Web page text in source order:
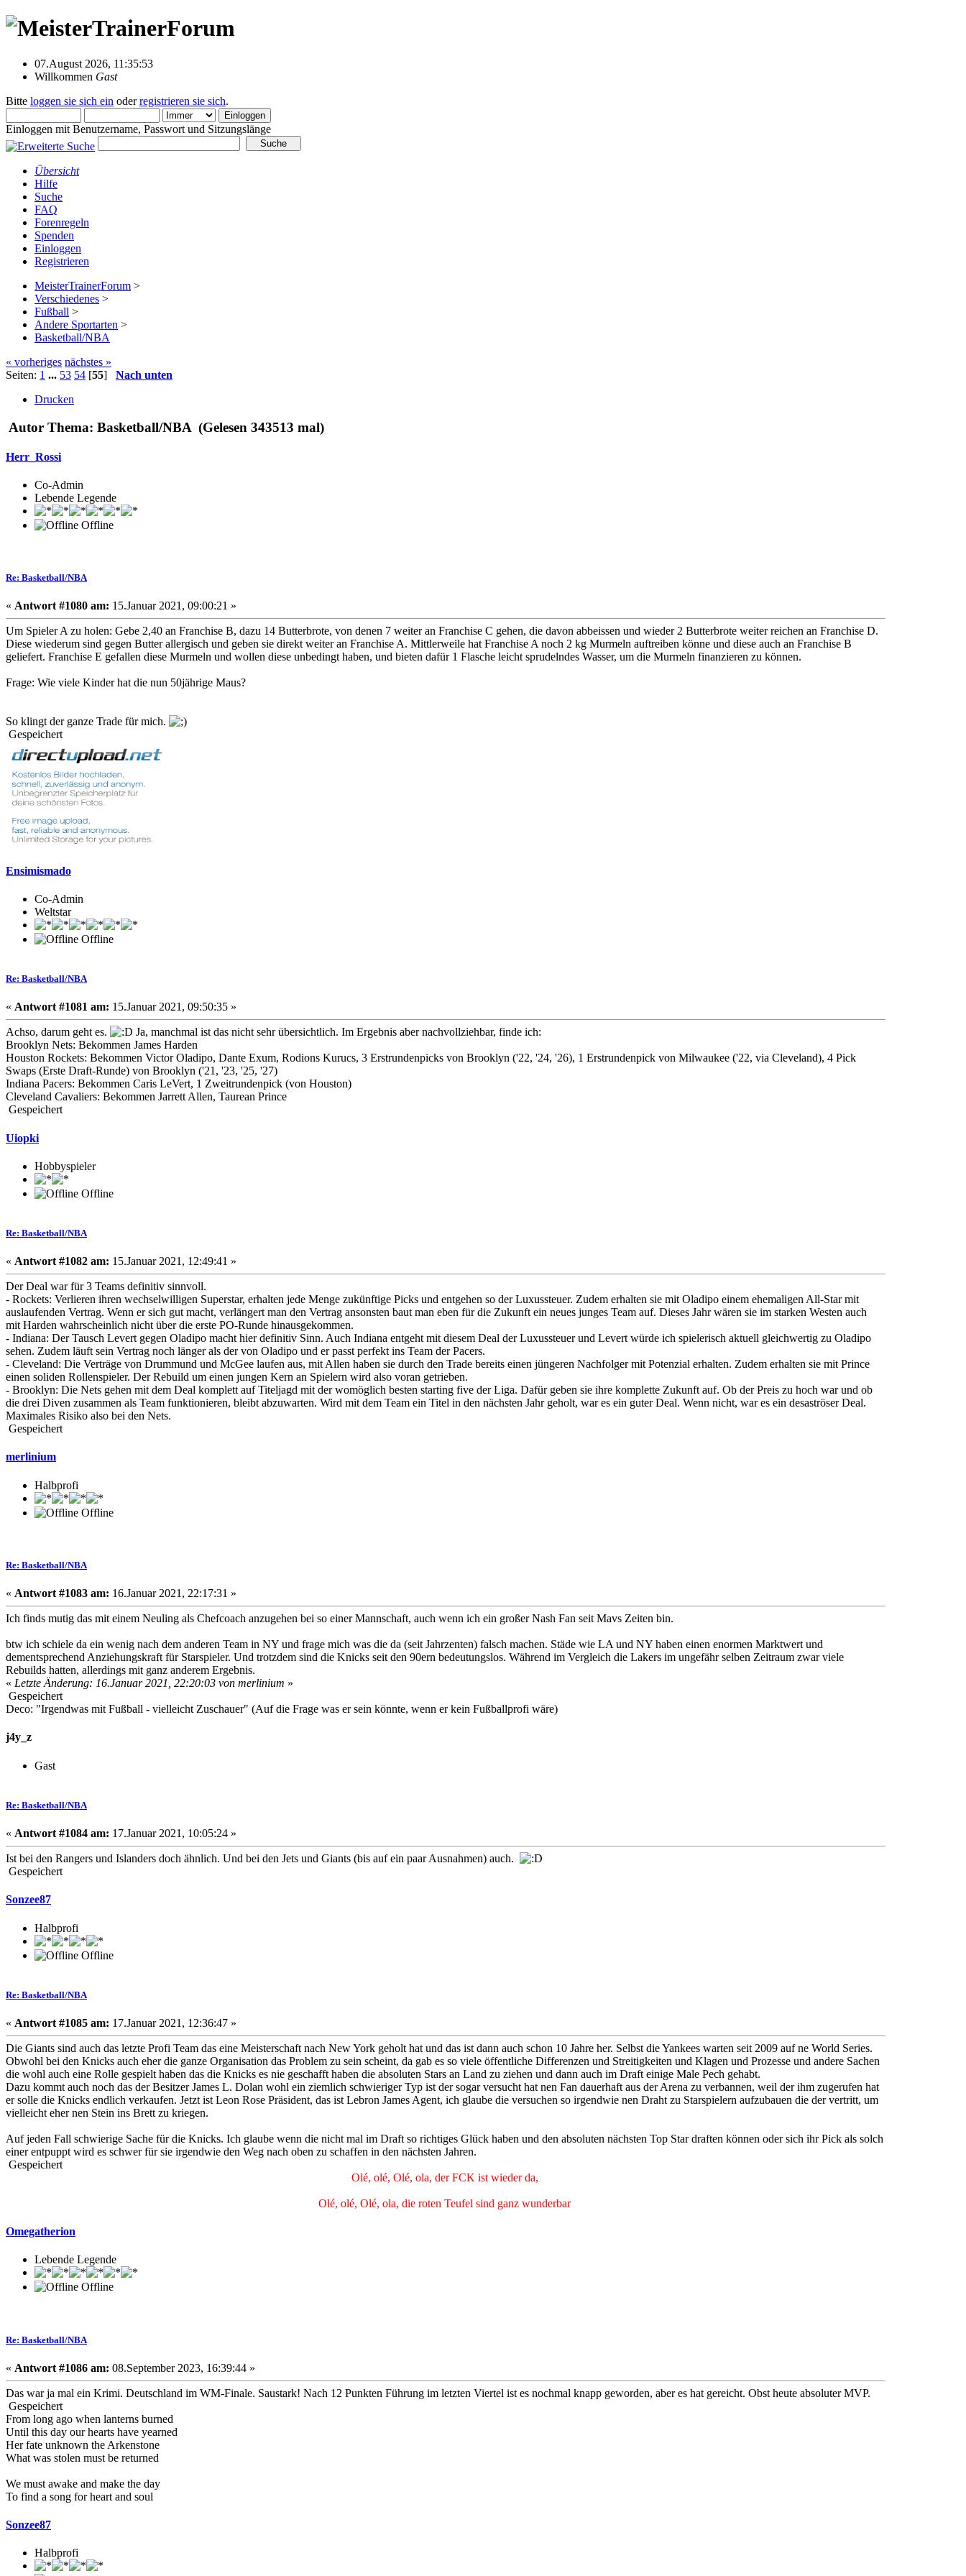
07.August 2026, 11:35:53
Willkommen Gast
Bitte loggen sie sich ein oderregistrieren sie sich.
Einloggen mit Benutzername, Passwort und Sitzungslänge
Übersicht
Hilfe
Suche
FAQ
Forenregeln
Spenden
Einloggen
Registrieren
MeisterTrainerForum >
Verschiedenes >
Fußball >
Andere Sportarten >
Basketball/NBA
« vorheriges nächstes »
Seiten: 1 ... 53 54 [55] Nach unten
Drucken
Autor Thema: Basketball/NBA (Gelesen 343513 mal)
Herr_Rossi
Co-Admin
Lebende Legende
Offline
Re: Basketball/NBA
« Antwort #1080 am: 15.Januar 2021, 09:00:21 »
Um Spieler A zu holen: Gebe 2,40 an Franchise B, dazu 14 Butterbrote, von denen 7 weiter an Franchise C gehen, die davon abbeissen und wieder 2 Butterbrote weiter reichen an Franchise D.
Diese wiederum sind gegen Butter allergisch und geben sie direkt weiter an Franchise A. Mittlerweile hat Franchise A noch 2 kg Murmeln auftreiben könne und diese auch an Franchise B
geliefert. Franchise E gefallen diese Murmeln und wollen diese unbedingt haben, und bieten dafür 1 Flasche leicht sprudelndes Wasser, um die Murmeln finanzieren zu können.
Frage: Wie viele Kinder hat die nun 50jährige Maus?
So klingt der ganze Trade für mich.
Gespeichert
Ensimismado
Co-Admin
Weltstar
Offline
Re: Basketball/NBA
« Antwort #1081 am: 15.Januar 2021, 09:50:35 »
Achso, darum geht es.
Ja, manchmal ist das nicht sehr übersichtlich. Im Ergebnis aber nachvollziehbar, finde ich:
Brooklyn Nets: Bekommen James Harden
Houston Rockets: Bekommen Victor Oladipo, Dante Exum, Rodions Kurucs, 3 Erstrundenpicks von Brooklyn ('22, '24, '26), 1 Erstrundenpick von Milwaukee ('22, via Cleveland), 4 Pick
Swaps (Erste Draft-Runde) von Brooklyn ('21, '23, '25, '27)
Indiana Pacers: Bekommen Caris LeVert, 1 Zweitrundenpick (von Houston)
Cleveland Cavaliers: Bekommen Jarrett Allen, Taurean Prince
Gespeichert
Uiopki
Hobbyspieler
Offline
Re: Basketball/NBA
« Antwort #1082 am: 15.Januar 2021, 12:49:41 »
Der Deal war für 3 Teams definitiv sinnvoll.
- Rockets: Verlieren ihren wechselwilligen Superstar, erhalten jede Menge zukünftige Picks und entgehen so der Luxussteuer. Zudem erhalten sie mit Oladipo einem ehemaligen All-Star mit
auslaufenden Vertrag. Wenn er sich gut macht, verlängert man den Vertrag ansonsten baut man eben für die Zukunft ein neues junges Team auf. Dieses Jahr wären sie im starken Westen auch
mit Harden wahrscheinlich nicht über die erste PO-Runde hinausgekommen.
- Indiana: Der Tausch Levert gegen Oladipo macht hier definitiv Sinn. Auch Indiana entgeht mit diesem Deal der Luxussteuer und Levert würde ich spielerisch aktuell gleichwertig zu Oladipo
sehen. Zudem läuft sein Vertrag noch länger als der von Oladipo und er passt perfekt ins Team der Pacers.
- Cleveland: Die Verträge von Drummund und McGee laufen aus, mit Allen haben sie durch den Trade bereits einen jüngeren Nachfolger mit Potenzial erhalten. Zudem erhalten sie mit Prince
einen soliden Rollenspieler. Der Rebuild um einen jungen Kern an Spielern wird also voran getrieben.
- Brooklyn: Die Nets gehen mit dem Deal komplett auf Titeljagd mit der womöglich besten starting five der Liga. Dafür geben sie ihre komplette Zukunft auf. Ob der Preis zu hoch war und ob
die drei Diven zusammen als Team funktionieren, bleibt abzuwarten. Wird mit dem Team ein Titel in den nächsten Jahr geholt, war es ein guter Deal. Wenn nicht, war es ein desaströser Deal.
Maximales Risiko also bei den Nets.
Gespeichert
merlinium
Halbprofi
Offline
Re: Basketball/NBA
« Antwort #1083 am: 16.Januar 2021, 22:17:31 »
Ich finds mutig das mit einem Neuling als Chefcoach anzugehen bei so einer Mannschaft, auch wenn ich ein großer Nash Fan seit Mavs Zeiten bin.
btw ich schiele da ein wenig nach dem anderen Team in NY und frage mich was die da (seit Jahrzenten) falsch machen. Städe wie LA und NY haben einen enormen Marktwert und
dementsprechend Anziehungskraft für Starspieler. Und trotzdem sind die Knicks seit den 90ern bedeutungslos. Während im Vergleich die Lakers im ungefähr selben Zeitraum zwar viele
Rebuilds hatten, allerdings mit ganz anderem Ergebnis.
« Letzte Änderung: 16.Januar 2021, 22:20:03 von merlinium »
Gespeichert
Deco: "Irgendwas mit Fußball - vielleicht Zuschauer" (Auf die Frage was er sein könnte, wenn er kein Fußballprofi wäre)
j4y_z
Gast
Re: Basketball/NBA
« Antwort #1084 am: 17.Januar 2021, 10:05:24 »
Ist bei den Rangers und Islanders doch ähnlich. Und bei den Jets und Giants (bis auf ein paar Ausnahmen) auch.
Gespeichert
Sonzee87
Halbprofi
Offline
Re: Basketball/NBA
« Antwort #1085 am: 17.Januar 2021, 12:36:47 »
Die Giants sind auch das letzte Profi Team das eine Meisterschaft nach New York geholt hat und das ist dann auch schon 10 Jahre her. Selbst die Yankees warten seit 2009 auf ne World Series.
Obwohl bei den Knicks auch eher die ganze Organisation das Problem zu sein scheint, da gab es so viele öffentliche Differenzen und Streitigkeiten und Klagen und Prozesse und andere Sachen
die wohl auch eine Rolle gespielt haben das die Knicks es nie geschafft haben die absoluten Stars an Land zu ziehen und dann auch im Draft einige Male Pech gehabt.
Dazu kommt auch noch das der Besitzer James L. Dolan wohl ein ziemlich schwieriger Typ ist der sogar versucht hat nen Fan dauerhaft aus der Arena zu verbannen, weil der ihm zugerufen hat
er solle die Knicks endlich verkaufen. Jetzt ist Leon Rose Präsident, das ist Lebron James Agent, ich glaube die versuchen so irgendwie nen Draht zu Starspielern aufzubauen die der vertritt, um
vielleicht eher nen Stein ins Brett zu kriegen.
Auf jeden Fall schwierige Sache für die Knicks. Ich glaube wenn die nicht mal im Draft so richtiges Glück haben und den absoluten nächsten Top Star draften können oder sich ihr Pick als solch
einer entpuppt wird es schwer für sie irgendwie den Weg nach oben zu schaffen in den nächsten Jahren.
Gespeichert
Olé, olé, Olé, ola, der FCK ist wieder da,
Olé, olé, Olé, ola, die roten Teufel sind ganz wunderbar
Omegatherion
Lebende Legende
Offline
Re: Basketball/NBA
« Antwort #1086 am: 08.September 2023, 16:39:44 »
Das war ja mal ein Krimi. Deutschland im WM-Finale. Saustark! Nach 12 Punkten Führung im letzten Viertel ist es nochmal knapp geworden, aber es hat gereicht. Obst heute absoluter MVP.
Gespeichert
From long ago when lanterns burned
Until this day our hearts have yearned
Her fate unknown the Arkenstone
What was stolen must be returned
We must awake and make the day
To find a song for heart and soul
Sonzee87
Halbprofi